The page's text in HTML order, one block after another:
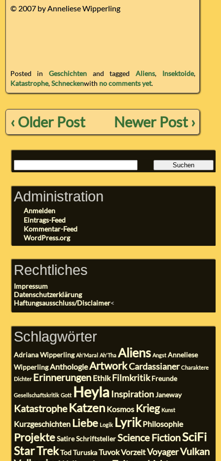
© 2007 by Anneliese Wipperling
Posted in Geschichtenand taggedAliens, Insektoide,
Katastrophe,Schneckenwith no comments yet.
‹ Older Post Newer Post ›
Administration
Anmelden
Eintrags-Feed
Kommentar-Feed
WordPress.org
Rechtliches
Impressum
Datenschutzerklärung
Haftungsausschluss/Disclaimer<
Schlagwörter
Adriana Wipperling Ah'Maral Ah'Tha Aliens Angst Anneliese
WipperlingAnthologieArtworkCardassianer Charaktere
Dichter Erinnerungen EthikFilmkritik Freunde
Gesellschaftskritik Gott HeylaInspiration Janeway
Katastrophe Katzen Kosmos Krieg Kunst
Kurzgeschichten Liebe Logik LyrikPhilosophie
Projekte SatireSchriftsteller Science FictionSciFi
Star TrekTod Turuska TuvokVorzeitVoyagerVulkan